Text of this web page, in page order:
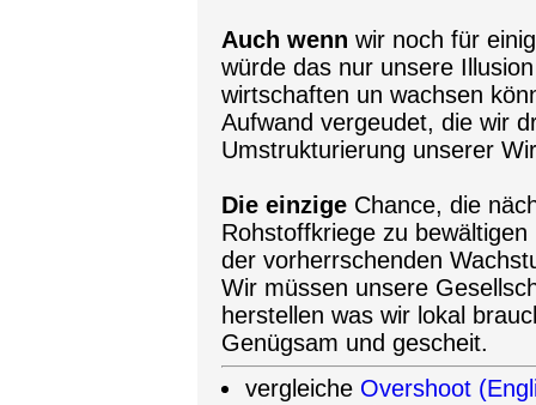
Auch wenn wir noch für
würde das nur unsere
wirtschaften un wachsen
Aufwand vergeudet, die wir
Umstrukturierung unserer
Die einzige Chance, die
Rohstoffkriege zu
der vorherrschenden
Wir müssen unsere
herstellen was wir lokal
Genügsam und gescheit.
vergleiche Overshoot